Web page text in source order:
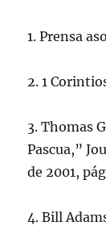
1. Prensa
2. 1
3. Thomas
Pascua,”
de 2001,
4. Bill